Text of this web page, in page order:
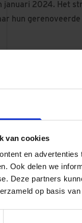
van cookies
en
Ook delen we
Deze partners
op basis
januari 2024. Het
hun gerenoveerde